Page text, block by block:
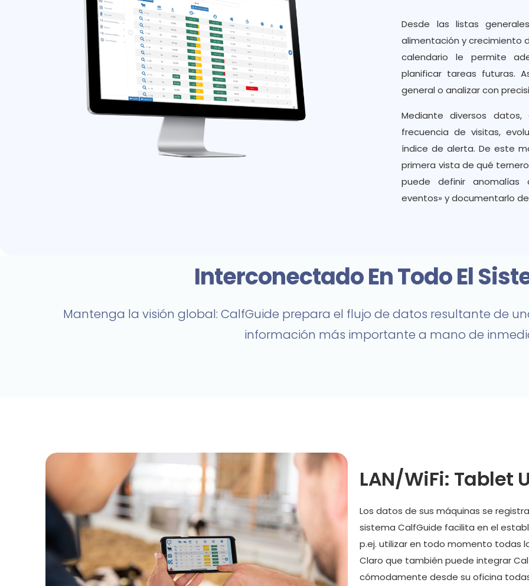
Desde las listas
alimentación y crecimiento
calendario le permite
planificar tareas futuras.
general o analizar con
Mediante diversos
frecuencia de visitas,
índice de alerta. De este
primera vista de qué
puede definir
eventos» y documentarlo
Interconectado En Todo El
Mantenga la visión global: CalfGuide prepara el flujo de datos resultante de
información más importante a mano de
LAN/WiFi: Tablet
Los datos de sus máquinas se
sistema CalfGuide facilita en el
p.ej. utilizar en todo momento todas
Claro que también puede integrar
cómodamente desde su oficina